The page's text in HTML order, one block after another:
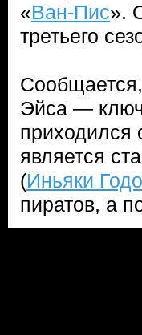
«Ван-Пис».
третьего
Эйса —
приходился
является
(Иньяки
пиратов, а